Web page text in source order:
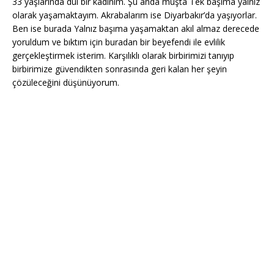
olarak yaşamaktayım. Akrabalarım ise Diyarbakır’da yaşıyorlar.
Ben ise burada Yalnız başıma yaşamaktan akıl almaz derecede
yoruldum ve bıktım için buradan bir beyefendi ile evlilik
gerçekleştirmek isterim. Karşılıklı olarak birbirimizi tanıyıp
birbirimize güvendikten sonrasında geri kalan her şeyin
çözüleceğini düşünüyorum.